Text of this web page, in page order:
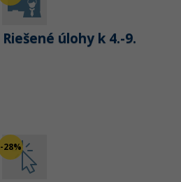
Riešené úlohy k 4.-9.
-28%